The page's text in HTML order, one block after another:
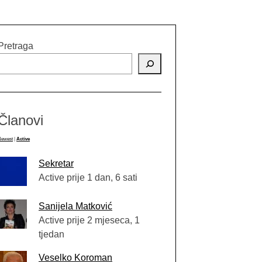
Active
Sekretar
Active prije 1 dan, 6 sati
Sanijela Matković
Active prije 2 mjeseca, 1
tjedan
Veselko Koroman